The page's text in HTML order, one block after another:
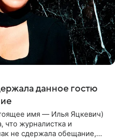
данное гостю
имя — Илья Яцкевич)
что журналистка и
не сдержала обещание,